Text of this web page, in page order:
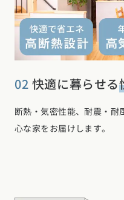
02 快適に暮らせる
断熱・気密性能、耐震・耐
心な家をお届けします。